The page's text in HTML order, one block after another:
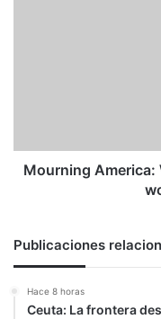
say
today
Mourning America:
Publicaciones
Hace 8 horas
Ceuta: La frontera